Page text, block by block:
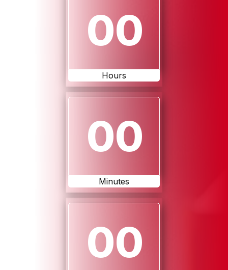
00
Hours
00
Minutes
00